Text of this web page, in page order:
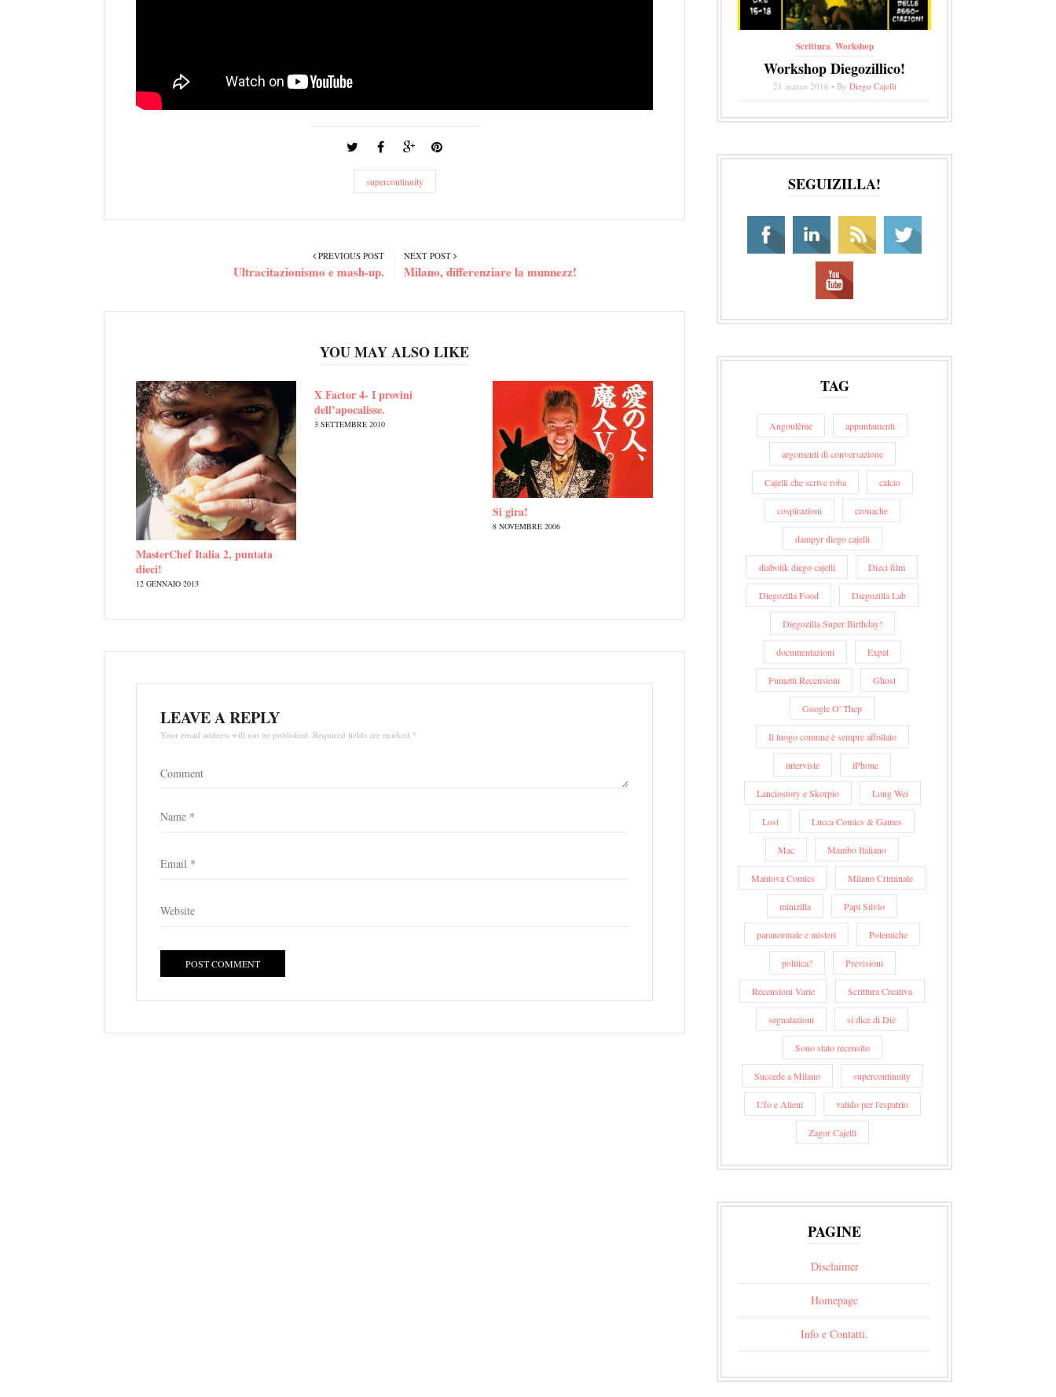
supercontinuity
NEXT POST
Milano, differenziare la munnezz!
PREVIOUS POST
Ultracitazionismo e mash-up.
YOU MAY ALSO LIKE
MasterChef Italia 2, puntata
dieci!
12 GENNAIO 2013
X Factor 4- I provini
dell’apocalisse.
3 SETTEMBRE 2010
Si gira!
8 NOVEMBRE 2006
LEAVE A REPLY
Your email address will not be published. Required fields are marked *
Scrittura,Workshop
Workshop Diegozillico!
21 marzo 2016 • By Diego Cajelli
SEGUIZILLA!
TAG
Angoulême appuntamenti
argomenti di conversazione
Cajelli che scrive roba calcio
cospirazioni cronache
dampyr diego cajelli
diabolik diego cajelli Dieci film
Diegozilla Food Diegozilla Lab
Diegozilla Super Birthday!
documentazioni Expat
Fumetti Recensioni Ghost
Google O' Thep
Il luogo comune è sempre affollato
interviste iPhone
Lanciostory e Skorpio Long Wei
Lost Lucca Comics & Games
Mac Mambo Italiano
Mantova Comics Milano Criminale
minizilla Papi Silvio
paranormale e misteri Polemiche
politica? Previsioni
Recensioni Varie Scrittura Creativa
segnalazioni si dice di Diè
Sono stato recensito
Succede a Milano supercontinuity
Ufo e Alieni valido per l'espatrio
Zagor Cajelli
PAGINE
Disclaimer
Homepage
Info e Contatti.